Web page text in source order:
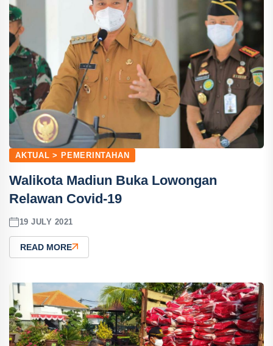
AKTUAL > PEMERINTAHAN
Walikota Madiun Buka Lowongan
Relawan Covid-19
19 JULY 2021
READ MORE